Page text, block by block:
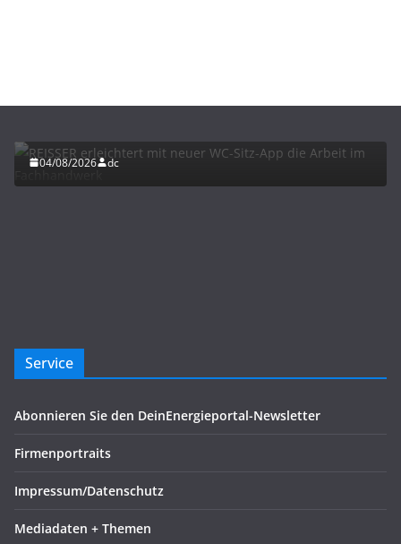
04/08/2026 dc
Service
Abonnieren Sie den DeinEnergieportal-Newsletter
Firmenportraits
Impressum/Datenschutz
Mediadaten + Themen